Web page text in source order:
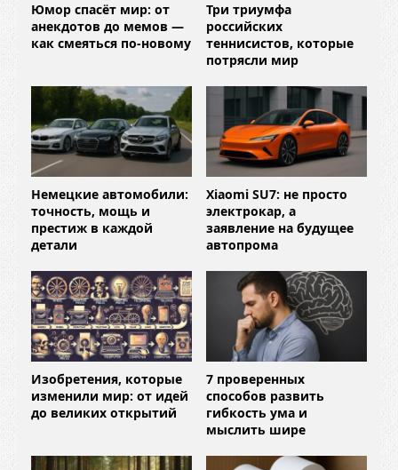
Юмор спасёт мир: от
анекдотов до мемов —
как смеяться по-новому
Три триумфа
российских
теннисистов, которые
потрясли мир
Немецкие автомобили:
точность, мощь и
престиж в каждой
детали
Xiaomi SU7: не просто
электрокар, а
заявление на будущее
автопрома
Изобретения, которые
изменили мир: от идей
до великих открытий
7 проверенных
способов развить
гибкость ума и
мыслить шире